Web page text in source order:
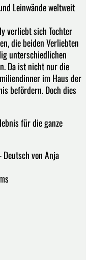
Leinwände weltweit
verliebt sich Tochter
die beiden Verliebten
unterschiedlichen
Da ist nicht nur die
im Haus der
befördern. Doch dies
für die ganze
von Anja